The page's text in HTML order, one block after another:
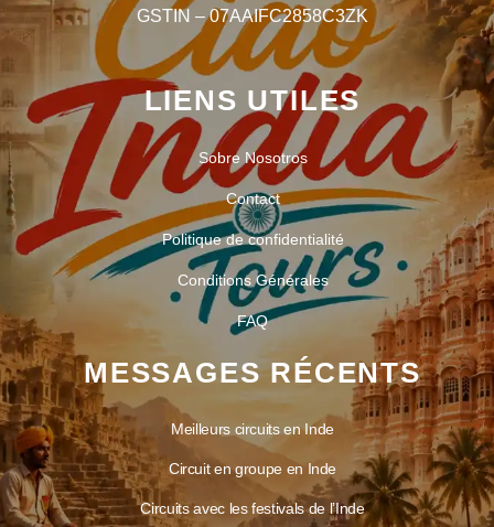
GSTIN – 07AAIFC2858C3ZK
LIENS UTILES
Sobre Nosotros
Contact
Politique de confidentialité
Conditions Générales
FAQ
MESSAGES RÉCENTS
Meilleurs circuits en Inde
Circuit en groupe en Inde
Circuits avec les festivals de l’Inde